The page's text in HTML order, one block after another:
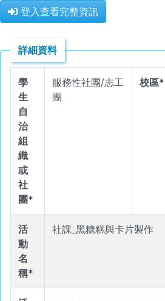
登入查看完整資訊
詳細資料
學
生
自
治
組
織
或
社
團*
服務性社團/志工
團
校區*
活
動
名
稱*
社課_黑糖糕與卡片製作